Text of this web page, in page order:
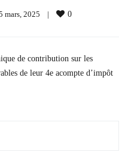
mars, 2025 | 0
de contribution sur les
de leur 4e acompte d’impôt